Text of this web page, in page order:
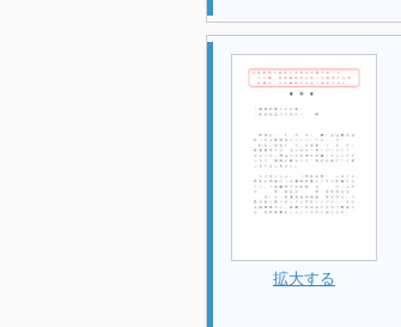
拡大する